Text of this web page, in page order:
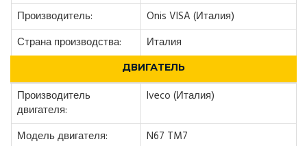
Производитель:
Onis VISA (Италия)
Страна производства:
Италия
ДВИГАТЕЛЬ
Производитель
двигателя:
Iveco (Италия)
Модель двигателя:
N67 TM7